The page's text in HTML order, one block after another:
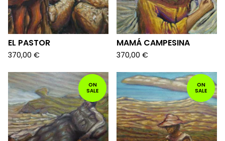
EL PASTOR
370,00 €
MAMÁ CAMPESINA
370,00 €
ON
SALE
ON
SALE